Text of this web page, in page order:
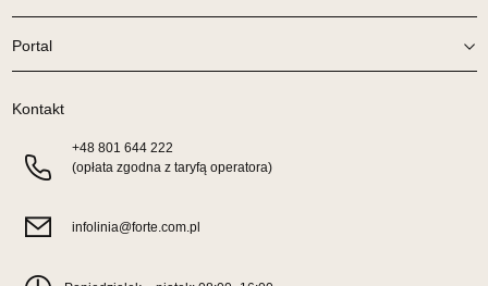
Portal
Kontakt
+48 801 644 222
(opłata zgodna z taryfą operatora)
infolinia@forte.com.pl